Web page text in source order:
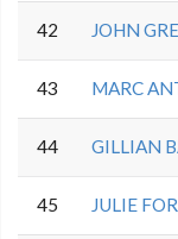
42 JOHN
43 MARC
44 GILLIAN
45 JULIE